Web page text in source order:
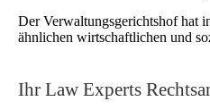
Der Verwaltungsgerichtshof hat
ähnlichen wirtschaftlichen und
Ihr Law Experts